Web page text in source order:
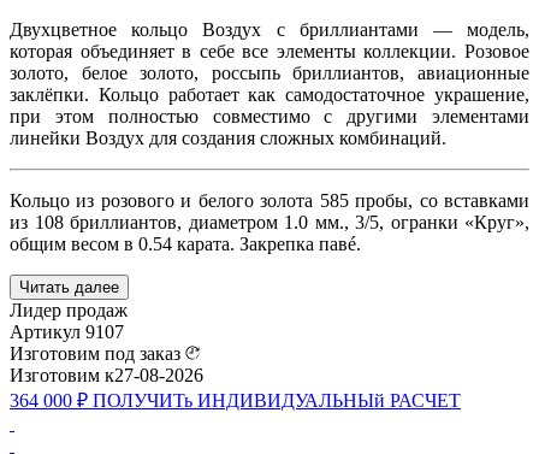
Двухцветное кольцо Воздух с бриллиантами — модель,
которая объединяет в себе все элементы коллекции. Розовое
золото, белое золото, россыпь бриллиантов, авиационные
заклёпки. Кольцо работает как самодостаточное украшение,
при этом полностью совместимо с другими элементами
линейки Воздух для создания сложных комбинаций.
Кольцо из розового и белого золота 585 пробы, со вставками
из 108 бриллиантов, диаметром 1.0 мм., 3/5, огранки «Круг»,
общим весом в 0.54 карата. Закрепка павé.
Читать далее
Лидер продаж
Артикул 9107
Изготовим под заказ
Изготовим к27-08-2026
364 000 ₽ ПОЛУЧИТь ИНДИВИДУАЛЬНЫй РАСЧЕТ